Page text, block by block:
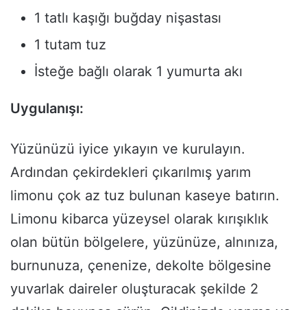
1 tatlı kaşığı buğday nişastası
1 tutam tuz
İsteğe bağlı olarak 1 yumurta akı
Uygulanışı:
Yüzünüzü iyice yıkayın ve kurulayın.
Ardından çekirdekleri çıkarılmış yarım
limonu çok az tuz bulunan kaseye batırın.
Limonu kibarca yüzeysel olarak kırışıklık
olan bütün bölgelere, yüzünüze, alnınıza,
burnunuza, çenenize, dekolte bölgesine
yuvarlak daireler oluşturacak şekilde 2